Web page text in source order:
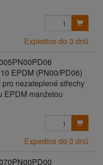
Expedice do 3 dnů
EPDM (PN00/PD06)
nezateplené střechy
EPDM manžetou
Expedice do 3 dnů